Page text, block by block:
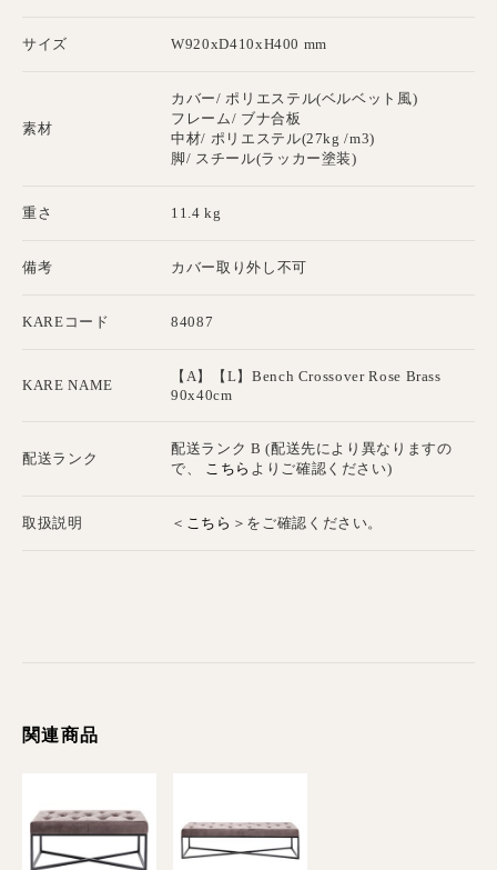
サイズ W920xD410xH400 mm
素材
カバー/ ポリエステル(ベルベット風)
フレーム/ ブナ合板
中材/ ポリエステル(27kg /m3)
脚/ スチール(ラッカー塗装)
重さ 11.4 kg
備考 カバー取り外し不可
KAREコード 84087
KARE NAME
【A】【L】Bench Crossover Rose Brass
90x40cm
配送ランク
配送ランク B (配送先により異なりますの
で、 こちら よりご確認ください)
取扱説明 ＜ こちら ＞をご確認ください。
関連商品